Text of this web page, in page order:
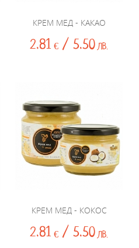
КРЕМ МЕД - КАКАО
2.81 € / 5.50ЛВ.
КРЕМ МЕД - КОКОС
2.81 € / 5.50ЛВ.